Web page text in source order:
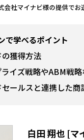
社マイナビ様の提供でお
で学べるポイント
獲得方法
イズ戦略やABM戦
ールスと連携した商
白田 翔也 [マ